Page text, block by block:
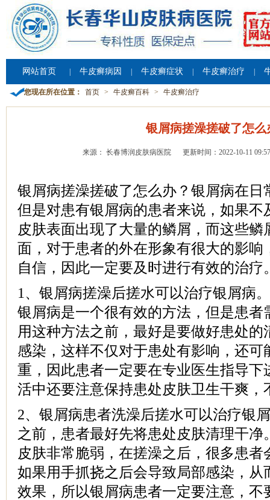
网站首页 牛皮癣病因 牛皮癣症状 牛皮癣治疗
您现在所在位置： 首页 > 牛皮癣百科 > 牛皮癣治疗
银屑病搓澡搓破了怎么
来源： 长春博润皮肤病医院 更新时间：2022-10-11
银屑病搓澡搓破了怎么办？银屑病在日
但是对患有银屑病的患者来说，如果不
皮肤表面出现了大量的鳞屑，而这些鳞
面，对于患者的外在形象有很大的影响
自信，因此一定要及时进行有效的治疗
1、银屑病搓澡后搓水可以治疗银屑病
银屑病是一个很有效的方法，但是患者
用这种方法之前，最好是要做好患处的
感染，这样不仅对于患处有影响，还可
重，因此患者一定要在专业医生指导下
活中还要注意保持患处皮肤卫生干爽，
2、银屑病患者洗澡后搓水可以治疗银
之前，患者最好先将患处皮肤清理干净
皮肤非常脆弱，在搓澡之后，很多患者
如果用手抓挠之后会导致局部感染，从
效果，所以银屑病患者一定要注意，不